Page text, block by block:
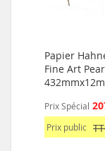
Papier
Fine Art
432mmx12m
Prix Spécial
Prix public